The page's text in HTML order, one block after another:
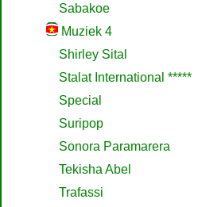
Sabakoe
Muziek 4
Shirley Sital
Stalat International *****
Special
Suripop
Sonora Paramarera
Tekisha Abel
Trafassi